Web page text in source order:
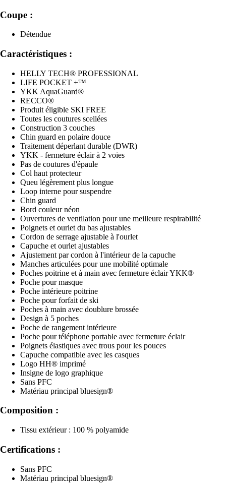
Coupe :
Détendue
Caractéristiques :
HELLY TECH® PROFESSIONAL
LIFE POCKET +™
YKK AquaGuard®
RECCO®
Produit éligible SKI FREE
Toutes les coutures scellées
Construction 3 couches
Chin guard en polaire douce
Traitement déperlant durable (DWR)
YKK - fermeture éclair à 2 voies
Pas de coutures d'épaule
Col haut protecteur
Queu légèrement plus longue
Loop interne pour suspendre
Chin guard
Bord couleur néon
Ouvertures de ventilation pour une meilleure respirabilité
Poignets et ourlet du bas ajustables
Cordon de serrage ajustable à l'ourlet
Capuche et ourlet ajustables
Ajustement par cordon à l'intérieur de la capuche
Manches articulées pour une mobilité optimale
Poches poitrine et à main avec fermeture éclair YKK®
Poche pour masque
Poche intérieure poitrine
Poche pour forfait de ski
Poches à main avec doublure brossée
Design à 5 poches
Poche de rangement intérieure
Poche pour téléphone portable avec fermeture éclair
Poignets élastiques avec trous pour les pouces
Capuche compatible avec les casques
Logo HH® imprimé
Insigne de logo graphique
Sans PFC
Matériau principal bluesign®
Composition :
Tissu extérieur : 100 % polyamide
Certifications :
Sans PFC
Matériau principal bluesign®